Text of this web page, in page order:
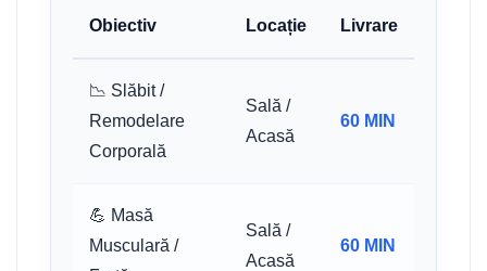
Obiectiv Locație Livrare
📉 Slăbit /
Remodelare
Corporală
Sală /
Acasă
60 MIN
💪 Masă
Musculară /
Sală /
Acasă
60 MIN